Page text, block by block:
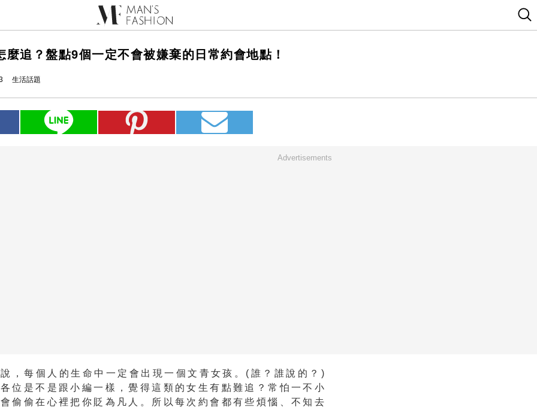
麼追？盤點9個一定不會被嫌棄的日常約會地點！
生活話題
Advertisements
，每個人的生命中一定會出現一個文青女孩 。(誰？誰說的？)
位是不是跟小編一樣，覺得這類的女生有點難追？常怕一不小
偷偷在心裡把你貶為凡人 。所以每次約會都有些煩惱、不知去